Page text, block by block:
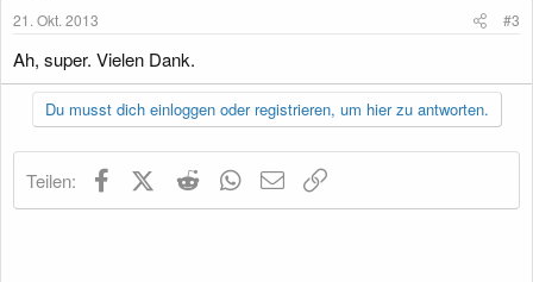
n
21. Okt. 2013 #3
Ah, super. Vielen Dank.
Du musst dich einloggen oder registrieren, um hier zu antworten.
Teilen: FacebookX (Twitter)
Reddit WhatsApp
E-Mail